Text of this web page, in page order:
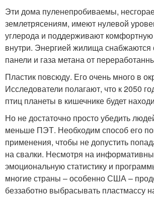
Эти дома пуленепробиваемы,
землетрясениям, имеют нулевой
углерода и поддерживают
внутри. Энергией жилища снабжаются
панели и газа метана от
Пластик повсюду. Его очень много в
Исследователи полагают, что к 2050
птиц планеты в кишечнике будет
Но не достаточно просто убедить
меньше ПЭТ. Необходим способ его
применения, чтобы не допустить
на свалки. Несмотря на
эмоциональную статистику и
многие страны – особенно США –
беззаботно выбрасывать пластмассу